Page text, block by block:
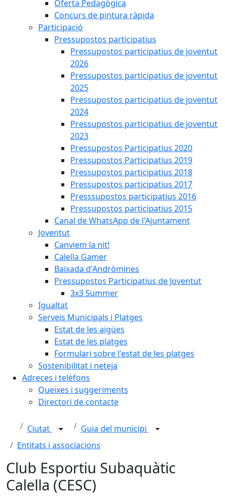
Oferta Pedagògica
Concurs de pintura ràpida
Participació
Pressupostos participatius
Pressupostos participatius de joventut
2026
Pressupostos participatius de joventut
2025
Pressupostos participatius de joventut
2024
Pressupostos participatius de joventut
2023
Pressupostos Participatius 2020
Pressupostos Participatius 2019
Pressupostos participatius 2018
Pressupostos participatius 2017
Presssupostos participatius 2016
Pressupostos participatius 2015
Canal de WhatsApp de l'Ajuntament
Joventut
Canviem la nit!
Calella Gamer
Baixada d'Andròmines
Pressupostos Participatius de Joventut
3x3 Summer
Igualtat
Serveis Municipals i Platges
Estat de les aigües
Estat de les platges
Formulari sobre l'estat de les platges
Sostenibilitat i neteja
Adreces i telèfons
Queixes i suggeriments
Directori de contacte
Ciutat
Guia del municipi
Entitats i associacions
Club Esportiu Subaquàtic
Calella (CESC)